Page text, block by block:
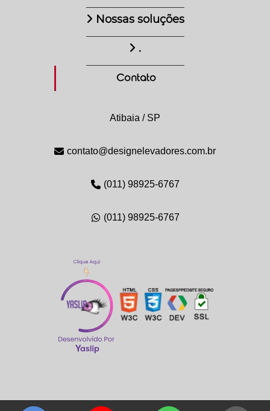
Nossas soluções
.
Contato
Atibaia / SP
contato@designelevadores.com.br
(011) 98925-6767
(011) 98925-6767